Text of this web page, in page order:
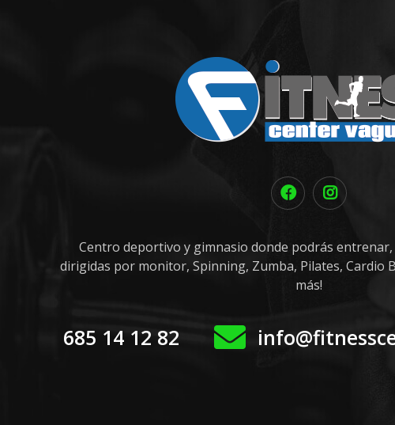
Centro deportivo y gimnasio donde podrás entrenar,
dirigidas por monitor, Spinning, Zumba, Pilates, Cardio
más!
685 14 12 82